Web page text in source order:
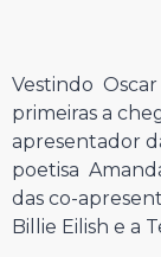
Vestindo
primeiras a
apresentador
poetisa
das co-
Billie Eilish e a